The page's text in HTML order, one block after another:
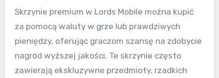
Skrzynie premium w Lords Mobile można kupić
za pomocą waluty w grze lub prawdziwych
pieniędzy, oferując graczom szansę na zdobycie
nagród wyższej jakości. Te skrzynie często
zawierają ekskluzywne przedmioty, rzadkich